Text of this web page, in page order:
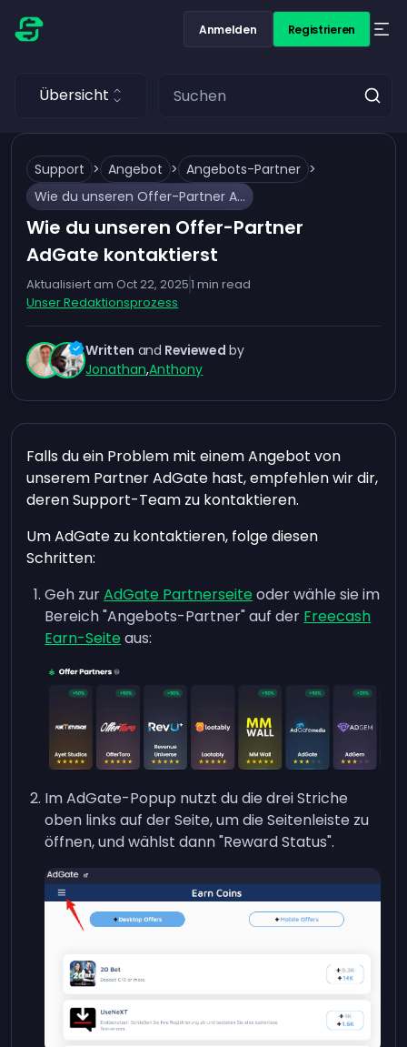
Anmelden Registrieren
Übersicht
Support > Angebot > Angebots-Partner >
Wie du unseren Offer-Partner AdGate kontaktierst
Wie du unseren Offer-Partner
AdGate kontaktierst
Aktualisiert am Oct 22, 20251 min read
Unser Redaktionsprozess
Written and Reviewed by
Jonathan,Anthony
Falls du ein Problem mit einem Angebot von
unserem Partner AdGate hast, empfehlen wir dir,
deren Support-Team zu kontaktieren.
Um AdGate zu kontaktieren, folge diesen
Schritten:
Geh zurAdGate Partnerseite oder wähle sie im
Bereich "Angebots-Partner" auf der Freecash
Earn-Seite aus:
Im AdGate-Popup nutzt du die drei Striche
oben links auf der Seite, um die Seitenleiste zu
öffnen, und wählst dann "Reward Status".